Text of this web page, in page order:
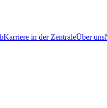
Karriere in der ZentraleÜber uns